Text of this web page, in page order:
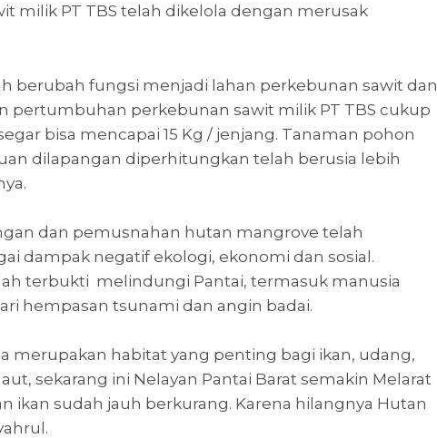
milik PT TBS telah dikelola dengan merusak
berubah fungsi menjadi lahan perkebunan sawit dan
pertumbuhan perkebunan sawit milik PT TBS cukup
bisa mencapai 15 Kg / jenjang. Tanaman pohon
dilapangan diperhitungkan telah berusia lebih
dan pemusnahan hutan mangrove telah
dampak negatif ekologi, ekonomi dan sosial.
terbukti melindungi Pantai, termasuk manusia
hempasan tsunami dan angin badai.
merupakan habitat yang penting bagi ikan, udang,
sekarang ini Nelayan Pantai Barat semakin Melarat
ikan sudah jauh berkurang. Karena hilangnya Hutan